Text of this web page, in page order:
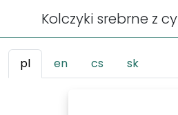
Kolczyki srebrne z
pl en cs sk